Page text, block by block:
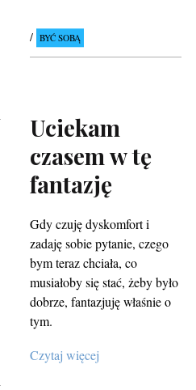
BYĆ SOBĄ
Uciekam
czasem w tę
fantazję
Gdy czuję dyskomfort i
zadaję sobie pytanie, czego
bym teraz chciała, co
musiałoby się stać, żeby było
dobrze, fantazjuję właśnie o
tym.
Czytaj więcej